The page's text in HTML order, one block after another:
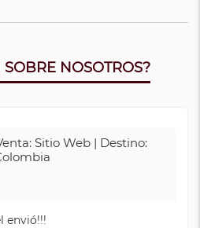
NOSOTROS?
Sitio Web | Destino:
envió!!!